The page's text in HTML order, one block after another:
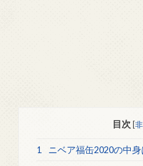
目次 [
1 ニベア福缶2020の中身